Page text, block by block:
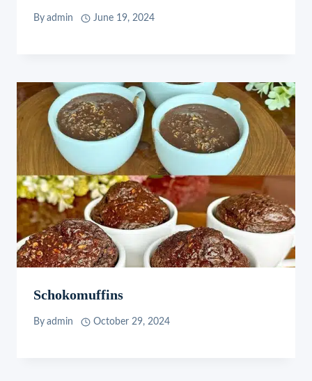
By admin June 19, 2024
Schokomuffins
By admin October 29, 2024